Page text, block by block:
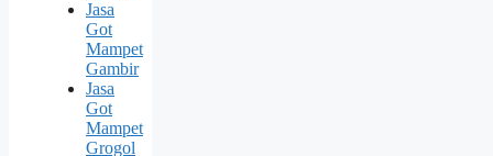
Jasa
Got
Mampet
Gambir
Jasa
Got
Mampet
Grogol